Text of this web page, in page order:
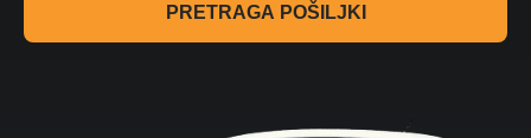
PRETRAGA POŠILJKI